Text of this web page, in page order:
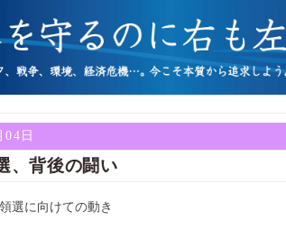
04日
、背後の闘い
選に向けての動き